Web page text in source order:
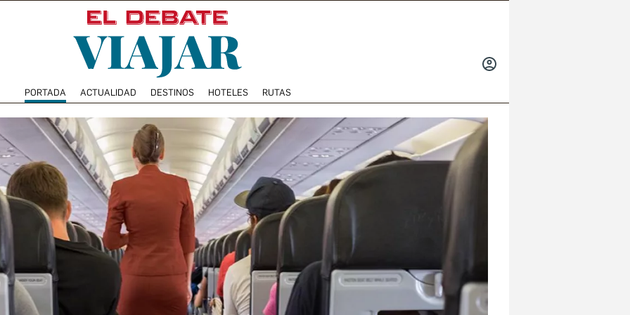
PORTADA ACTUALIDAD DESTINOS HOTELES RUTAS